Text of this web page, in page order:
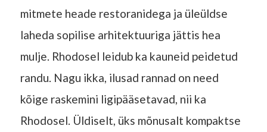
mitmete heade restoranidega ja üleüldse
laheda sopilise arhitektuuriga jättis hea
mulje. Rhodosel leidub ka kauneid peidetud
randu. Nagu ikka, ilusad rannad on need
kõige raskemini ligipääsetavad, nii ka
Rhodosel. Üldiselt, üks mõnusalt kompaktse